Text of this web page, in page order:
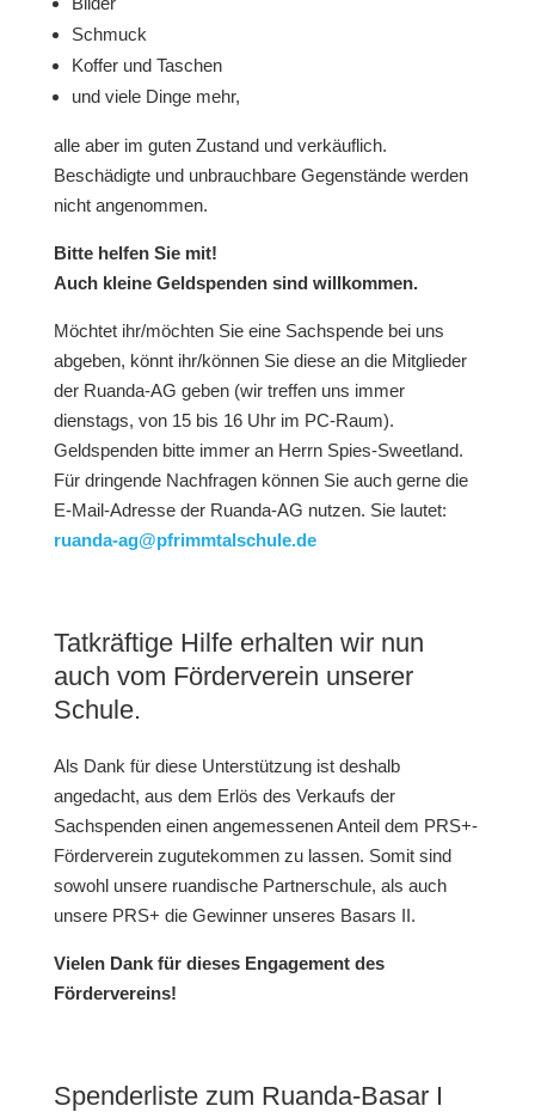
Schmuck
Koffer und Taschen
und viele Dinge mehr,
alle aber im guten Zustand und verkäuflich.
Beschädigte und unbrauchbare Gegenstände werden
nicht angenommen.
Bitte helfen Sie mit!
Auch kleine Geldspenden sind willkommen.
Möchtet ihr/möchten Sie eine Sachspende bei uns
abgeben, könnt ihr/können Sie diese an die Mitglieder
der Ruanda-AG geben (wir treffen uns immer
dienstags, von 15 bis 16 Uhr im PC-Raum).
Geldspenden bitte immer an Herrn Spies-Sweetland.
Für dringende Nachfragen können Sie auch gerne die
E-Mail-Adresse der Ruanda-AG nutzen. Sie lautet:
ruanda-ag@pfrimmtalschule.de
Tatkräftige Hilfe erhalten wir nun
auch vom Förderverein unserer
Schule.
Als Dank für diese Unterstützung ist deshalb
angedacht, aus dem Erlös des Verkaufs der
Sachspenden einen angemessenen Anteil dem PRS+-
Förderverein zugutekommen zu lassen. Somit sind
sowohl unsere ruandische Partnerschule, als auch
unsere PRS+ die Gewinner unseres Basars II.
Vielen Dank für dieses Engagement des
Fördervereins!
Spenderliste zum Ruanda-Basar I